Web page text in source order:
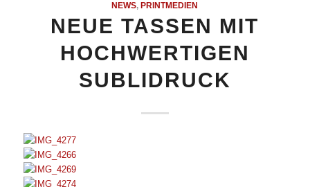
NEWS, PRINTMEDIEN
NEUE TASSEN MIT
HOCHWERTIGEN
SUBLIDRUCK